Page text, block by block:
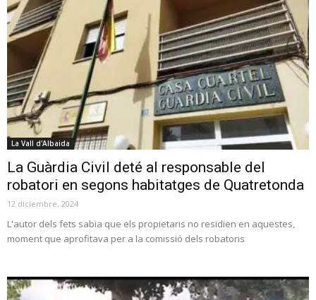
La Vall d'Albaida
La Guàrdia Civil deté al responsable del
robatori en segons habitatges de Quatretonda
12 diciembre, 2024
L'autor dels fets sabia que els propietaris no residien en aquestes,
moment que aprofitava per a la comissió dels robatoris